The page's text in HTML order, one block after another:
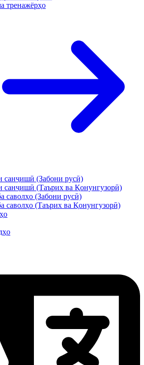
тренажёрҳо
санҷишӣ (Забони русӣ)
санҷишӣ (Таърих ва Қонунгузорӣ)
саволҳо (Забони русӣ)
саволҳо (Таърих ва Қонунгузорӣ)